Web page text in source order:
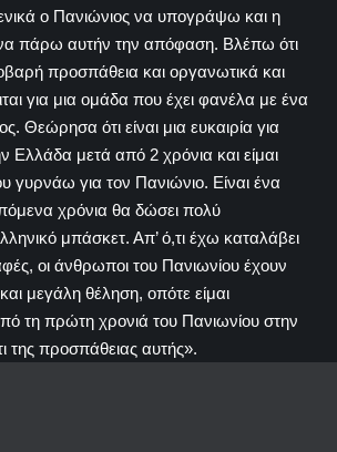
ο Πανιώνιος να υπογράψω και η
πάρω αυτήν την απόφαση. Βλέπω ότι
προσπάθεια και οργανωτικά και
για μια ομάδα που έχει φανέλα με ένα
Θεώρησα ότι είναι μια ευκαιρία για
Ελλάδα μετά από 2 χρόνια και είμαι
γυρνάω για τον Πανιώνιο. Είναι ένα
χρόνια θα δώσει πολύ
μπάσκετ. Απ’ ό,τι έχω καταλάβει
οι άνθρωποι του Πανιωνίου έχουν
μεγάλη θέληση, οπότε είμαι
τη πρώτη χρονιά του Πανιωνίου στην
της προσπάθειας αυτής».